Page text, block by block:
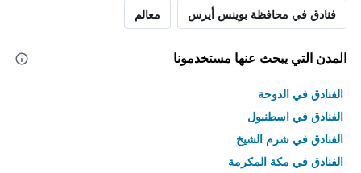
فنادق في محافظة بوينس أيرس معالم
المدن التي يبحث عنها مستخدمونا
الفنادق في الدوحة
الفنادق في اسطنبول
الفنادق في شرم الشيخ
الفنادق في مكة المكرمة